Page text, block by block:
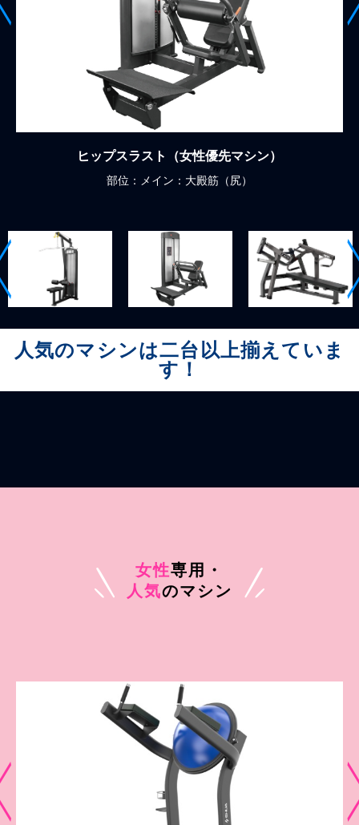
ホリゾンタルベンチプレス
部位：メイン：大胸筋（胸）
人気のマシンは二台以上揃えていま
す！
女性専用・
人気のマシン